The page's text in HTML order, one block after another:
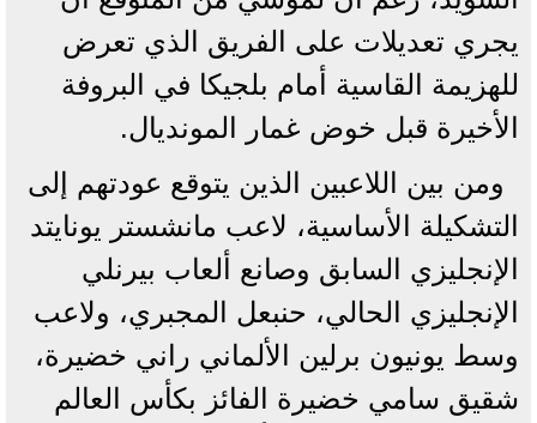
يجري تعديلات على الفريق الذي تعرض
للهزيمة القاسية أمام بلجيكا في البروفة
الأخيرة قبل خوض غمار المونديال.
ومن بين اللاعبين الذين يتوقع عودتهم إلى
التشكيلة الأساسية، لاعب مانشستر يونايتد
الإنجليزي السابق وصانع ألعاب بيرنلي
الإنجليزي الحالي، حنبعل المجبري، ولاعب
وسط يونيون برلين الألماني راني خضيرة،
شقيق سامي خضيرة الفائز بكأس العالم